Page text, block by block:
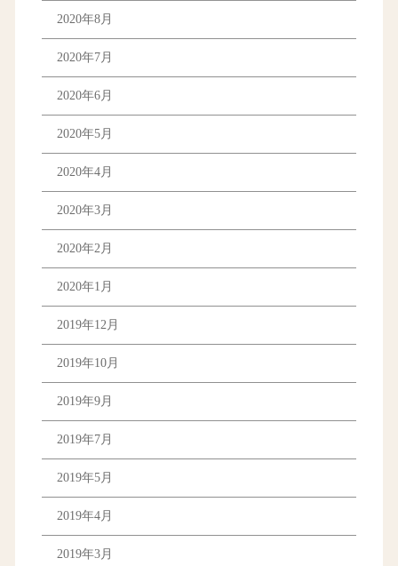
2020年8月
2020年7月
2020年6月
2020年5月
2020年4月
2020年3月
2020年2月
2020年1月
2019年12月
2019年10月
2019年9月
2019年7月
2019年5月
2019年4月
2019年3月